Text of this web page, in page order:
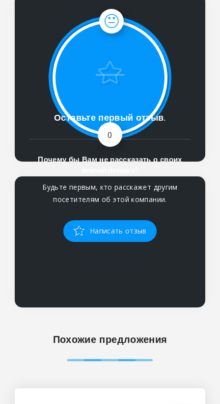
0
Оставьте первый отзыв.
Почему бы Вам не рассказать о своих
Будьте первым, кто расскажет другим
посетителям об этой компании.
Написать отзыв
Похожие предложения